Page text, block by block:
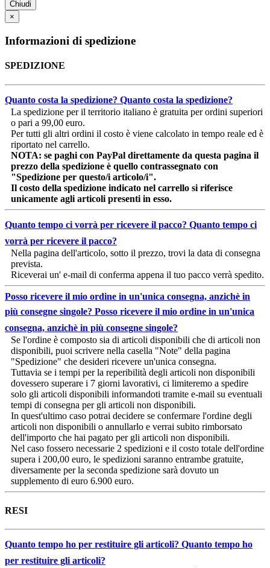
Chiudi
×
Informazioni di spedizione
SPEDIZIONE
Quanto costa la spedizione? Quanto costa la spedizione?
La spedizione per il territorio italiano è gratuita per ordini superiori
o pari a 99,00 euro.
Per tutti gli altri ordini il costo è viene calcolato in tempo reale ed è
riportato nel carrello.
NOTA: se paghi con PayPal direttamente da questa pagina il
prezzo della spedizione è quello contrassegnato con
"Spedizione per questo/i articolo/i".
Il costo della spedizione indicato nel carrello si riferisce
unicamente agli articoli presenti in esso.
Quanto tempo ci vorrà per ricevere il pacco? Quanto tempo ci
vorrà per ricevere il pacco?
Nella pagina dell'articolo, sotto il prezzo, trovi la data di consegna
prevista.
Riceverai un' e-mail di conferma appena il tuo pacco verrà spedito.
Posso ricevere il mio ordine in un'unica consegna, anzichè in
più consegne singole? Posso ricevere il mio ordine in un'unica
consegna, anzichè in più consegne singole?
Se l'ordine è composto sia di articoli disponibili che di articoli non
disponibili, puoi scrivere nella casella "Note" della pagina
"Spedizione" che desideri ricevere un'unica consegna.
Tuttavia se i tempi per la reperibilità degli articoli non disponibili
dovessero superare i 7 giorni lavorativi, ci limiteremo a spedire
solo gli articoli disponibili informandoti tramite e-mail su eventuali
tempi di consegna per gli articoli non disponibili.
In quest'ultimo caso potrai decidere se confermare l'ordine degli
articoli non disponibili o annullarlo e verrai subito rimborsato
dell'importo che hai pagato per gli articoli non disponibili.
Nel caso fossero necessarie 2 spedizioni e il costo totale dell'ordine
supera i 200,00 euro, le spedizioni saranno entrambe gratuite,
diversamente per la seconda spedizione sarà dovuto un
supplemento di euro 6.900 euro.
RESI
Quanto tempo ho per restituire gli articoli? Quanto tempo ho
per restituire gli articoli?